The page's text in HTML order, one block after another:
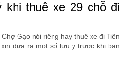
khi thuê xe 29 chỗ đi
Gạo nói riêng hay thuê xe đi Tiên
đưa ra một số lưu ý trước khi bạn